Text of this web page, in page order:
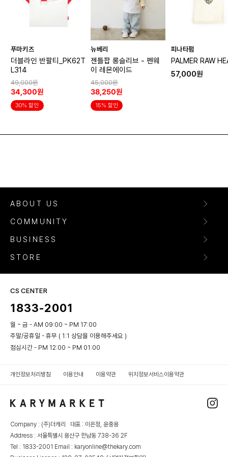
푸마키즈
더블라인 반팔티_PK62T
L314
49,000원
34,300원
30% 할인
뉴베리
젠틀팝 롱슬리브 - 펜웨
이 레몬에이드
45,000원
38,250원
15% 할인
피나타펌
PALMER RAW
57,000원
ABOUT US
COMMUNITY
BUSINESS
STORE
CS CENTER
1833-2001
월 ~ 금 - AM 09:00 ~ PM 17:00
주말/공휴일 - 휴무 ( 1:1 상담을 이용해주세요 )
점심시간 - PM 12:00 ~ PM 01:00
개인정보처리방침 이용안내 이용약관 위치정보서비스이용약관
Company : (주)더캐리 대표 : 이은정, 윤중용
Address : 서울특별시 용산구 한남동 738-36 2F
Tel : 1833-2001 Email : karyonline@thekary.com